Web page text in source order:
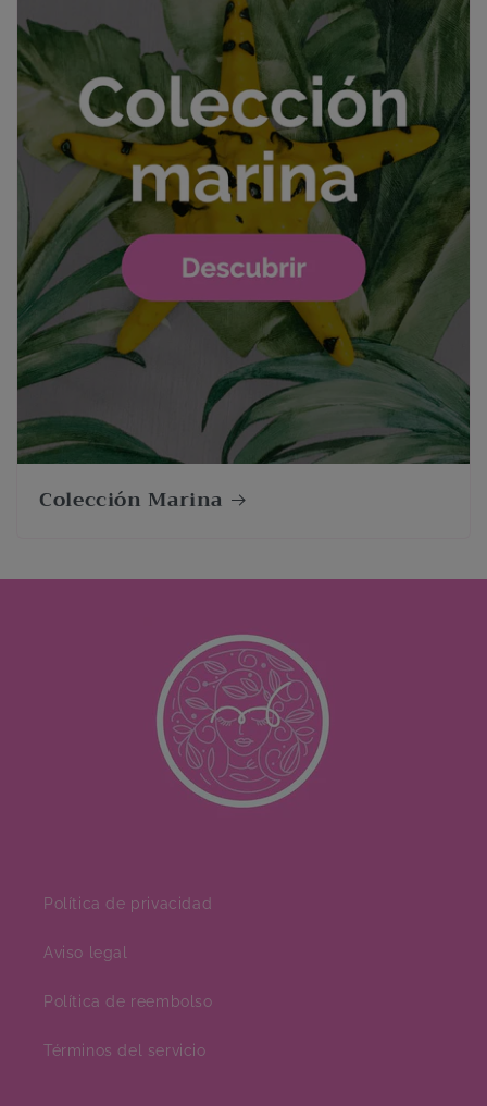
Colección Marina
Política de privacidad
Aviso legal
Política de reembolso
Términos del servicio